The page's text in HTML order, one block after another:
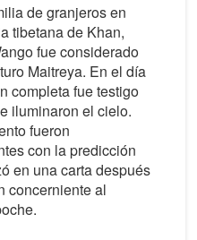
de granjeros en
tibetana de Khan,
fue considerado
Maitreya. En el día
completa fue testigo
iluminaron el cielo.
fueron
con la predicción
en una carta después
concerniente al